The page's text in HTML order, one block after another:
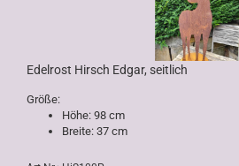
Edelrost Hirsch Edgar, seitlich
Größe:
Höhe: 98 cm
Breite: 37 cm